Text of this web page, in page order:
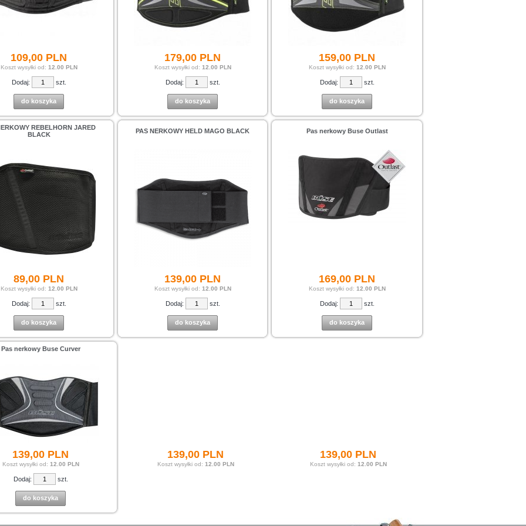
109,00 PLN
Koszt wysyłki od: 12.00 PLN
179,00 PLN
Koszt wysyłki od: 12.00 PLN
159,00 PLN
Koszt wysyłki od: 12.00 PLN
Dodaj: szt.
do koszyka
Dodaj: szt.
do koszyka
Dodaj: szt.
do koszyka
REBELHORN JARED
BLACK
PAS NERKOWY HELD MAGO BLACK Pas nerkowy Buse Outlast
89,00 PLN
Koszt wysyłki od: 12.00 PLN
139,00 PLN
Koszt wysyłki od: 12.00 PLN
169,00 PLN
Koszt wysyłki od: 12.00 PLN
Dodaj: szt.
do koszyka
Dodaj: szt.
do koszyka
Dodaj: szt.
do koszyka
Pas nerkowy Buse Curver
139,00 PLN
Koszt wysyłki od: 12.00 PLN
139,00 PLN
Koszt wysyłki od: 12.00 PLN
139,00 PLN
Koszt wysyłki od: 12.00 PLN
Dodaj: szt.
do koszyka